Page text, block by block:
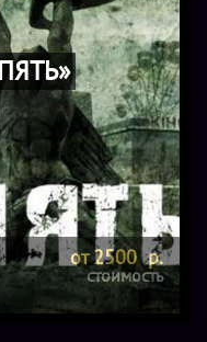
от 2500 р.
стоимость